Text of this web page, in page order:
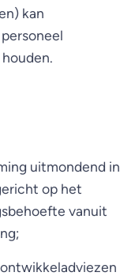
kan
uitmondend in
op het
vanuit